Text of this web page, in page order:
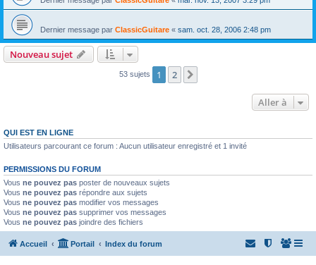
Dernier message par ClassicGuitare « sam. oct. 28, 2006 2:48 pm
Nouveau sujet
53 sujets 1 2
Aller à
QUI EST EN LIGNE
Utilisateurs parcourant ce forum : Aucun utilisateur enregistré et 1 invité
PERMISSIONS DU FORUM
Vous ne pouvez pas poster de nouveaux sujets
Vous ne pouvez pas répondre aux sujets
Vous ne pouvez pas modifier vos messages
Vous ne pouvez pas supprimer vos messages
Vous ne pouvez pas joindre des fichiers
Accueil Portail Index du forum